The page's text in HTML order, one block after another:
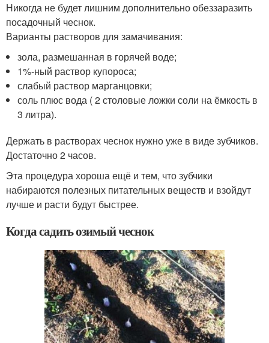
Никогда не будет лишним дополнительно обеззаразить
посадочный чеснок.
Варианты растворов для замачивания:
зола, размешанная в горячей воде;
1%-ный раствор купороса;
слабый раствор марганцовки;
соль плюс вода ( 2 столовые ложки соли на ёмкость в
3 литра).
Держать в растворах чеснок нужно уже в виде зубчиков.
Достаточно 2 часов.
Эта процедура хороша ещё и тем, что зубчики
набираются полезных питательных веществ и взойдут
лучше и расти будут быстрее.
Когда садить озимый чеснок